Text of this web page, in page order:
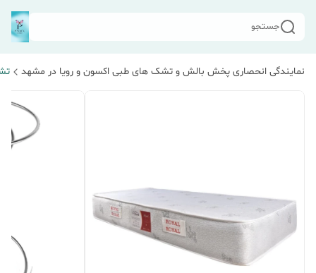
جستجو
نمایندگی انحصاری پخش بالش و تشک های طبی اکسون و رویا در مشهد